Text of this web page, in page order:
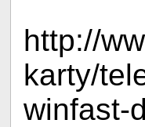
http://
karty/
winfast-